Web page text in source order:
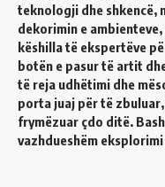
teknologji dhe shkencë,
dekorimin e
këshilla të ekspertëve
botën e pasur të artit
të reja udhëtimi dhe
porta juaj për të
frymëzuar çdo ditë.
vazhdueshëm